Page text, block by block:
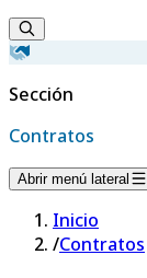
Sección
Contratos
Abrir menú lateral
Inicio
/Contratos